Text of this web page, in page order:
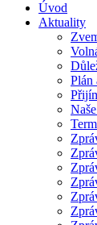
Úvod
Aktuality
Plán